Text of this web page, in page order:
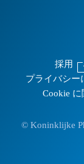
採用
プライバシー
Cookie
© Koninklijke